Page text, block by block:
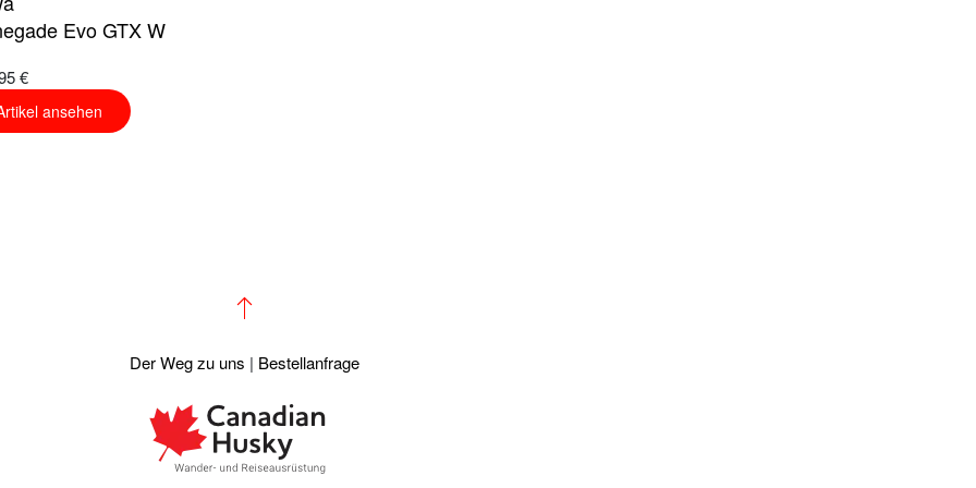
Evo GTX W
€
ansehen
Der Weg zu uns | Bestellanfrage